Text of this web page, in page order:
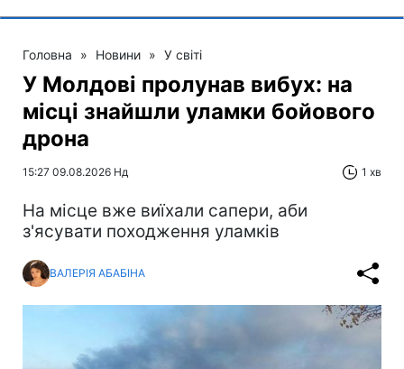
Головна » Новини » У світі
У Молдові пролунав вибух: на
місці знайшли уламки бойового
дрона
15:27 09.08.2026 Нд 1 хв
На місце вже виїхали сапери, аби
з'ясувати походження уламків
ВАЛЕРІЯ АБАБІНА